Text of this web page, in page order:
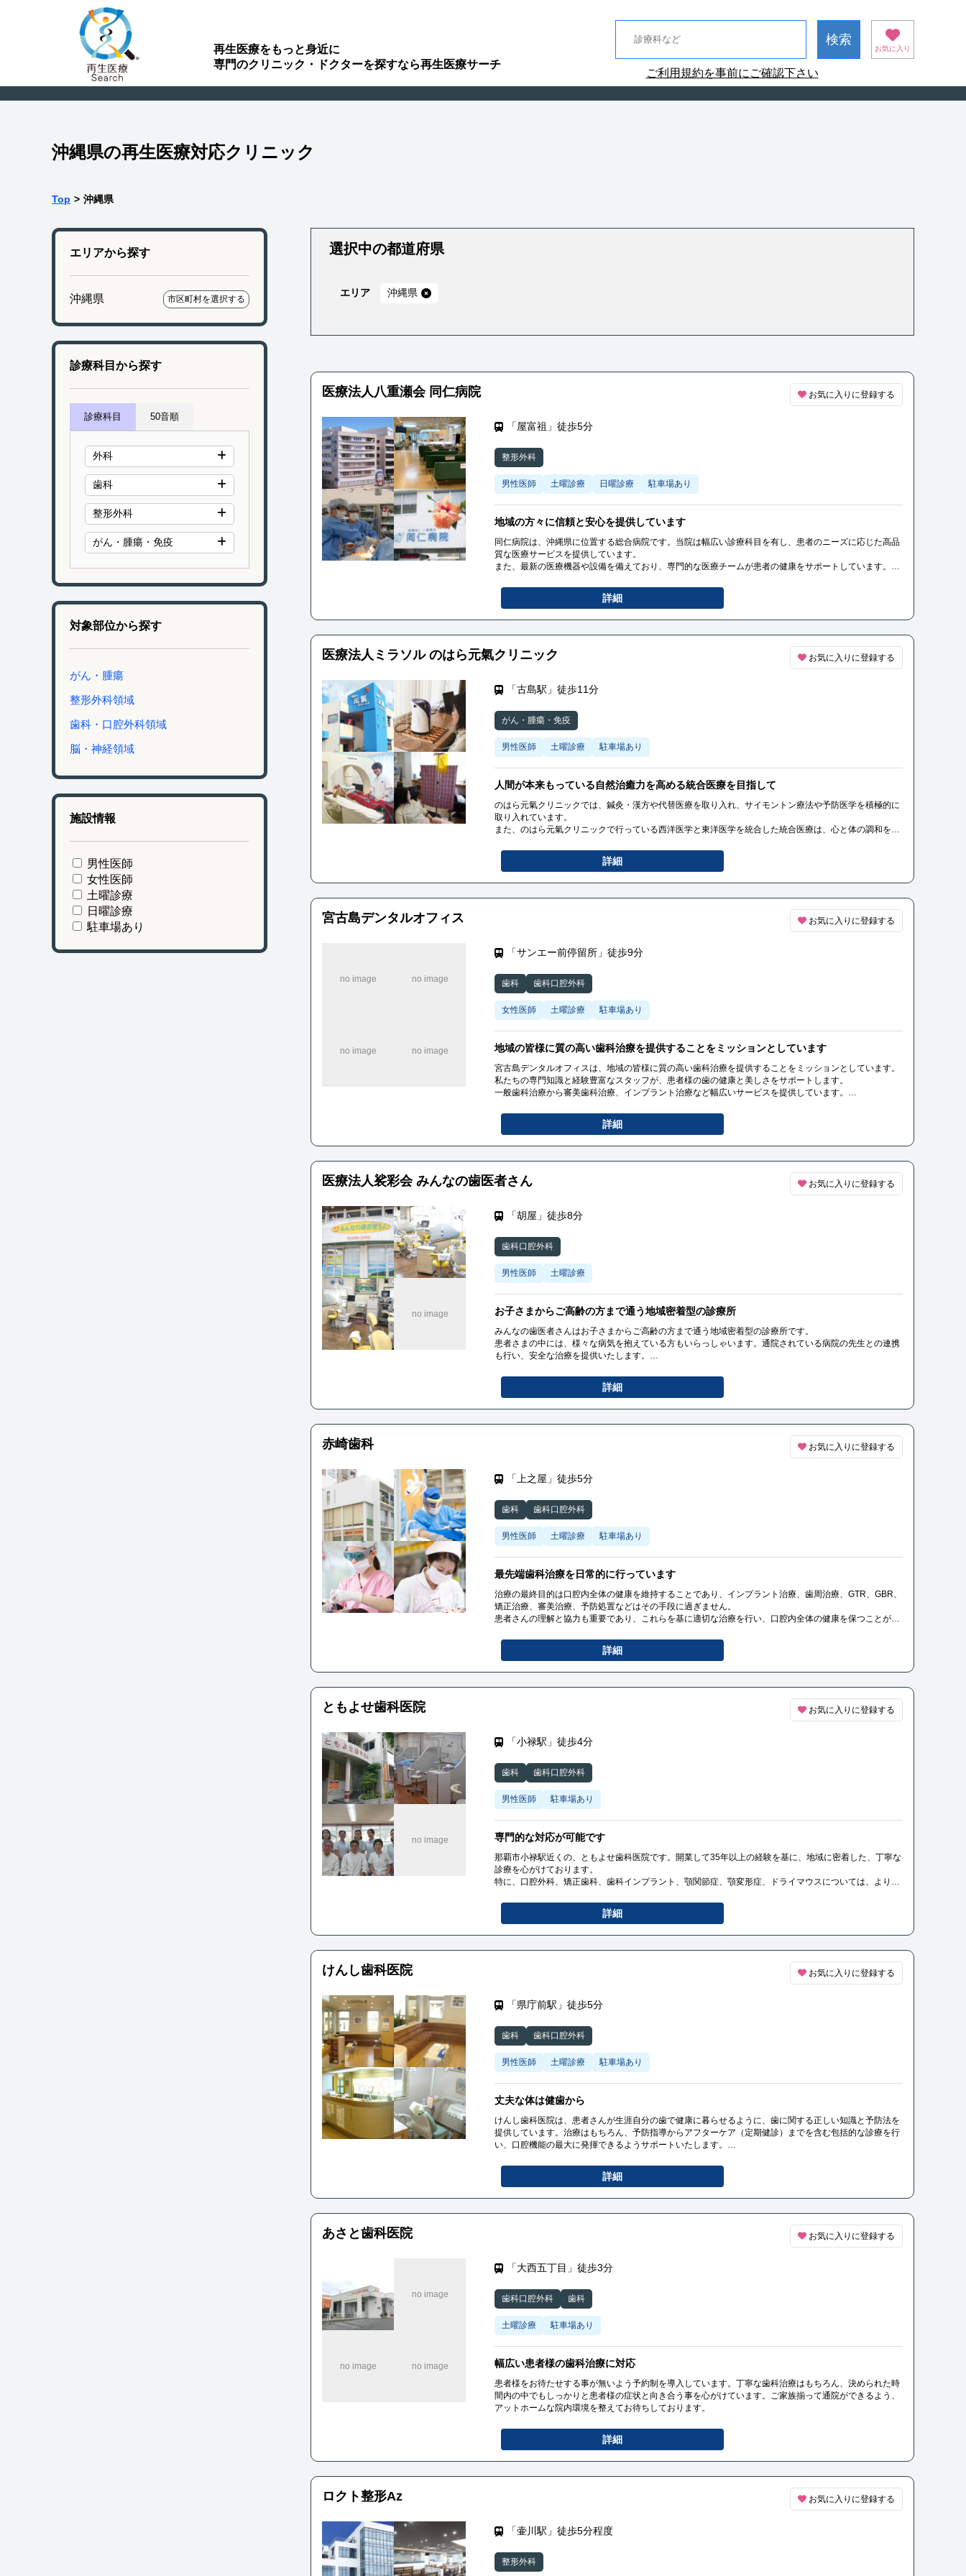
再生医療をもっと身近に
専門のクリニック・ドクターを探すなら再生医療サーチ
お気に入り
ご利用規約を事前にご確認下さい
沖縄県の再生医療対応クリニック
Top > 沖縄県
エリアから探す
沖縄県 市区町村を選択する
診療科目から探す
診療科目 50音順
外科
歯科
整形外科
がん・腫瘍・免疫
対象部位から探す
がん・腫瘍
整形外科領域
歯科・口腔外科領域
脳・神経領域
施設情報
男性医師
女性医師
土曜診療
日曜診療
駐車場あり
選択中の都道府県
エリア 沖縄県
医療法人八重瀬会 同仁病院 お気に入りに登録する
「屋富祖」徒歩5分
整形外科
男性医師 土曜診療 日曜診療 駐車場あり
地域の方々に信頼と安心を提供しています
同仁病院は、沖縄県に位置する総合病院です。当院は幅広い診療科目を有し、患者のニーズに応じた高品
質な医療サービスを提供しています。
また、最新の医療機器や設備を備えており、専門的な医療チームが患者の健康をサポートしています。同
詳細
医療法人ミラソル のはら元氣クリニック お気に入りに登録する
「古島駅」徒歩11分
がん・腫瘍・免疫
男性医師 土曜診療 駐車場あり
人間が本来もっている自然治癒力を高める統合医療を目指して
のはら元氣クリニックでは、鍼灸・漢方や代替医療を取り入れ、サイモントン療法や予防医学を積極的に
取り入れています。
また、のはら元氣クリニックで行っている西洋医学と東洋医学を統合した統合医療は、心と体の調和を目
今後も人間が本来もっている自然治癒力を高める統合医療を目指してまいります。
詳細
宮古島デンタルオフィス お気に入りに登録する
「サンエー前停留所」徒歩9分
歯科 歯科口腔外科
女性医師 土曜診療 駐車場あり
地域の皆様に質の高い歯科治療を提供することをミッションとしています
宮古島デンタルオフィスは、地域の皆様に質の高い歯科治療を提供することをミッションとしています。
私たちの専門知識と経験豊富なスタッフが、患者様の歯の健康と美しさをサポートします。
一般歯科治療から審美歯科治療、インプラント治療など幅広いサービスを提供しています。
けるように努めています
詳細
医療法人裟彩会 みんなの歯医者さん お気に入りに登録する
「胡屋」徒歩8分
歯科口腔外科
男性医師 土曜診療
お子さまからご高齢の方まで通う地域密着型の診療所
みんなの歯医者さんはお子さまからご高齢の方まで通う地域密着型の診療所です。
患者さまの中には、様々な病気を抱えている方もいらっしゃいます。通院されている病院の先生との連携
も行い、安全な治療を提供いたします。
詳細
赤崎歯科 お気に入りに登録する
「上之屋」徒歩5分
歯科 歯科口腔外科
男性医師 土曜診療 駐車場あり
最先端歯科治療を日常的に行っています
治療の最終目的は口腔内全体の健康を維持することであり、インプラント治療、歯周治療、GTR、GBR、
矯正治療、審美治療、予防処置などはその手段に過ぎません。
患者さんの理解と協力も重要であり、これらを基に適切な治療を行い、口腔内全体の健康を保つことが最
詳細
ともよせ歯科医院 お気に入りに登録する
「小禄駅」徒歩4分
歯科 歯科口腔外科
男性医師 駐車場あり
専門的な対応が可能です
那覇市小禄駅近くの、ともよせ歯科医院です。開業して35年以上の経験を基に、地域に密着した、丁寧な
診療を心がけております。
特に、口腔外科、矯正歯科、歯科インプラント、顎関節症、顎変形症、ドライマウスについては、より専
詳細
けんし歯科医院 お気に入りに登録する
「県庁前駅」徒歩5分
歯科 歯科口腔外科
男性医師 土曜診療 駐車場あり
丈夫な体は健歯から
けんし歯科医院は、患者さんが生涯自分の歯で健康に暮らせるように、歯に関する正しい知識と予防法を
提供しています。治療はもちろん、予防指導からアフターケア（定期健診）までを含む包括的な診療を行
い、口腔機能の最大に発揮できるようサポートいたします。
詳細
あさと歯科医院 お気に入りに登録する
「大西五丁目」徒歩3分
歯科口腔外科 歯科
土曜診療 駐車場あり
幅広い患者様の歯科治療に対応
患者様をお待たせする事が無いよう予約制を導入しています。丁寧な歯科治療はもちろん、決められた時
間内の中でもしっかりと患者様の症状と向き合う事を心がけています。ご家族揃って通院ができるよう、
アットホームな院内環境を整えてお待ちしております。
詳細
ロクト整形Az お気に入りに登録する
「壷川駅」徒歩5分程度
整形外科